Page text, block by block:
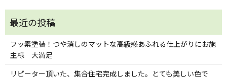
フッ素塗装！つや消しのマットな高級感あふれる仕上がりにお施
主様 大満足
リピーター頂いた、集合住宅完成しました。とても美しい色で